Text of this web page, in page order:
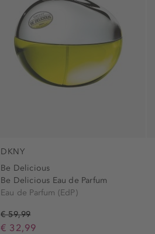
DKNY
Be Delicious
Be Delicious Eau de Parfum
Eau de Parfum (EdP)
€ 59,99
€ 32,99